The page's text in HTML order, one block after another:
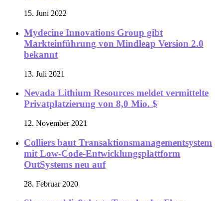
15. Juni 2022
Mydecine Innovations Group gibt
Markteinführung von Mindleap Version 2.0
bekannt
13. Juli 2021
Nevada Lithium Resources meldet vermittelte
Privatplatzierung von 8,0 Mio. $
12. November 2021
Colliers baut Transaktionsmanagementsystem
mit Low-Code-Entwicklungsplattform
OutSystems neu auf
28. Februar 2020